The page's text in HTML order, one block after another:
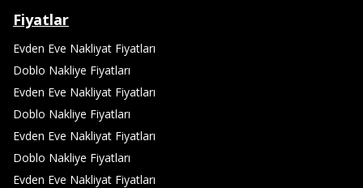
Fiyatlar
Evden Eve Nakliyat Fiyatları
Doblo Nakliye Fiyatları
Evden Eve Nakliyat Fiyatları
Doblo Nakliye Fiyatları
Evden Eve Nakliyat Fiyatları
Doblo Nakliye Fiyatları
Evden Eve Nakliyat Fiyatları